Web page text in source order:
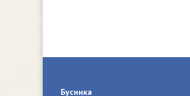
Бусинка